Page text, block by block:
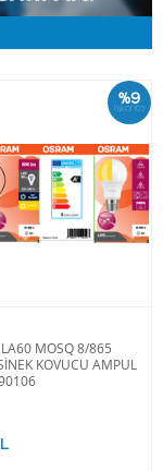
%9
İskonto
MOSQ 8/865
KOVUCU AMPUL